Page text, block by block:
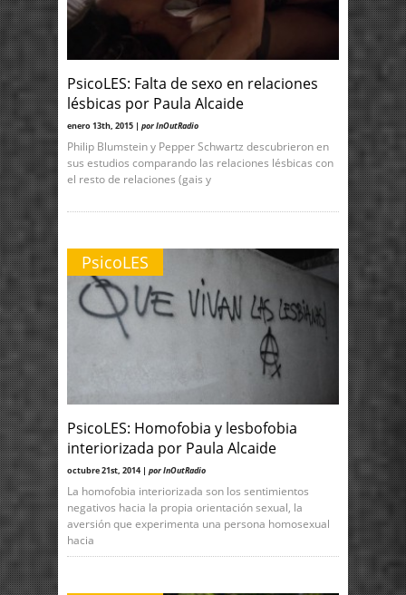
PsicoLES: Falta de sexo en relaciones
lésbicas por Paula Alcaide
enero 13th, 2015 | por InOutRadio
Philip Blumstein y Pepper Schwartz descubrieron en
sus estudios comparando las relaciones lésbicas con
el resto de relaciones (gais y
PsicoLES
PsicoLES: Homofobia y lesbofobia
interiorizada por Paula Alcaide
octubre 21st, 2014 | por InOutRadio
La homofobia interiorizada son los sentimientos
negativos hacia la propia orientación sexual, la
aversión que experimenta una persona homosexual
hacia